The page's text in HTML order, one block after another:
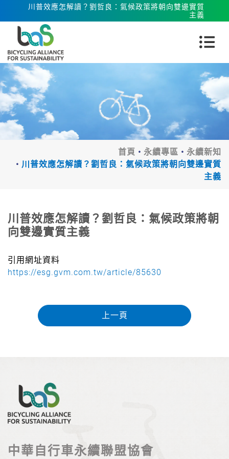
川普效應怎解讀？劉哲良：氣候政策將朝向雙邊實質
主義
首頁 永續專區
永續新知
川普效應怎解讀？劉哲良：氣候政策將朝向雙邊實質
主義
川普效應怎解讀？劉哲良：氣候政策將朝
向雙邊實質主義
引用網址資料
https://esg.gvm.com.tw/article/85630
上一頁
中華自行車永續聯盟協會